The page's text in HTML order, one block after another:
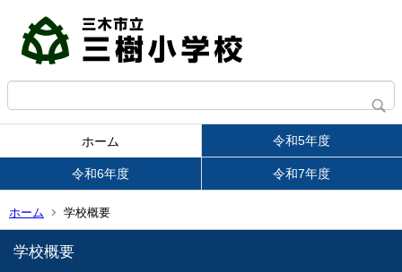
ホーム 令和5年度
令和6年度 令和7年度
ホーム 学校概要
学校概要